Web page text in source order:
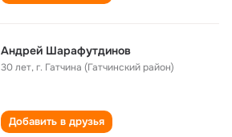
Андрей Шарафутдинов
30 лет,г. Гатчина (Гатчинский район)
Добавить в друзья